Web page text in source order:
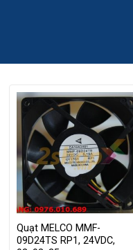
Quạt MELCO MMF-
09D24TS RP1, 24VDC,